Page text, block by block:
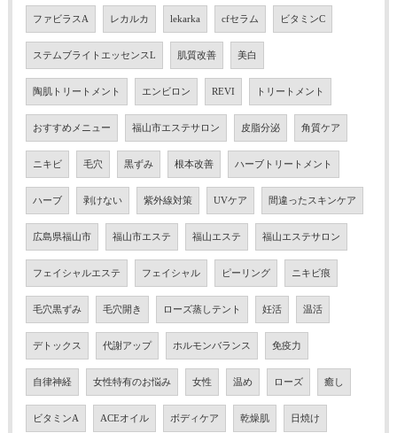
ファビラスA レカルカ lekarka cfセラム ビタミンC
ステムブライトエッセンスL 肌質改善 美白
陶肌トリートメント エンビロン REVI トリートメント
おすすめメニュー 福山市エステサロン 皮脂分泌 角質ケア
ニキビ 毛穴 黒ずみ 根本改善 ハーブトリートメント
ハーブ 剥けない 紫外線対策 UVケア 間違ったスキンケア
広島県福山市 福山市エステ 福山エステ 福山エステサロン
フェイシャルエステ フェイシャル ピーリング ニキビ痕
毛穴黒ずみ 毛穴開き ローズ蒸しテント 妊活 温活
デトックス 代謝アップ ホルモンバランス 免疫力
自律神経 女性特有のお悩み 女性 温め ローズ 癒し
ビタミンA ACEオイル ボディケア 乾燥肌 日焼け